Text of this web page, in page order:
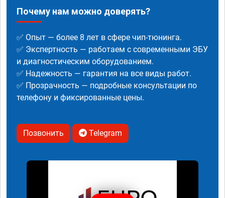
Почему нам можно доверять?
✅ Опыт — более 8 лет в сфере чип-тюнинга.
✅ Экспертность — работаем с современными ЭБУ
и диагностическим оборудованием.
✅ Надежность — гарантия на все виды работ.
✅ Прозрачность — подробные консультации по
телефону и фиксированные цены.
Позвонить Telegram